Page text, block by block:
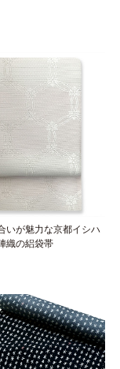
いが魅力な京都イシハ
織の絽袋帯